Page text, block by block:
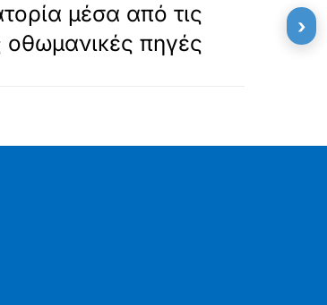
μέσα από τις
οθωμανικές πηγές
›